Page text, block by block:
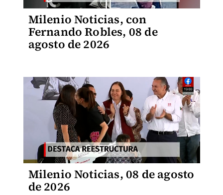
Milenio Noticias, con
Fernando Robles, 08 de
agosto de 2026
Milenio Noticias, 08 de agosto
de 2026